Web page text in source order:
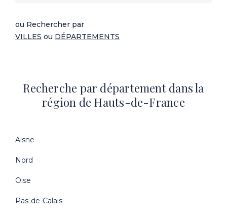
ou Rechercher par
VILLES ou DÉPARTEMENTS
Recherche par département dans la
région de Hauts-de-France
Aisne
Nord
Oise
Pas-de-Calais